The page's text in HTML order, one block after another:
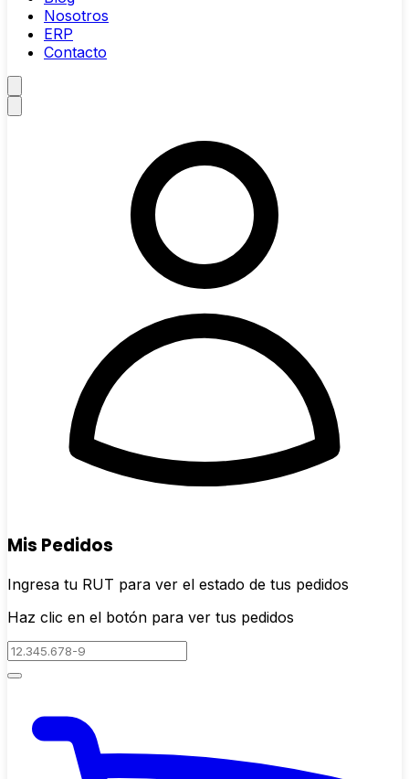
Nosotros
ERP
Contacto
Mis Pedidos
Ingresa tu RUT para ver el estado de tus pedidos
Haz clic en el botón para ver tus pedidos